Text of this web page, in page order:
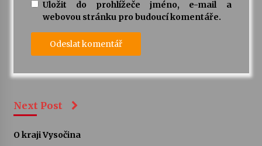
Uložit do prohlížeče jméno, e-mail a
webovou stránku pro budoucí komentáře.
Next Post
O kraji Vysočina